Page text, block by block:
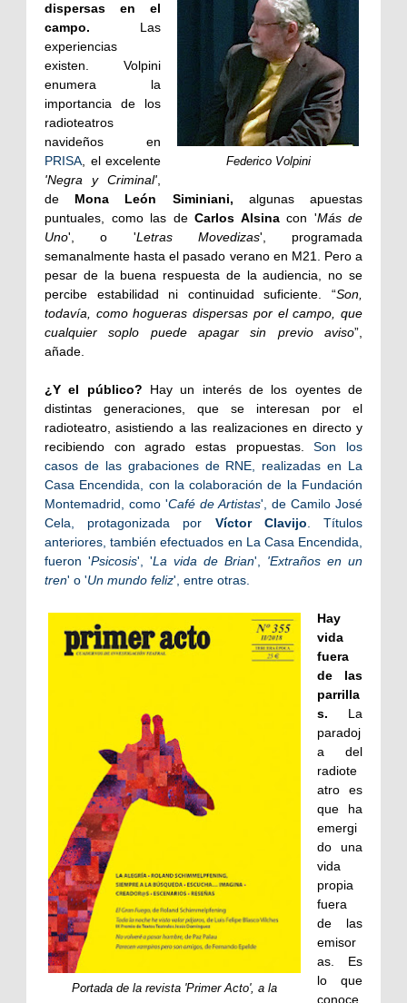
Federico Volpini
dispersas en el
campo. Las
experiencias
existen. Volpini
enumera la
importancia de los
radioteatros
navideños en
PRISA, el excelente
'Negra y Criminal',
de Mona León Siminiani, algunas apuestas
puntuales, como las de Carlos Alsinacon 'Más de
Uno', o 'Letras Movedizas', programada
semanalmente hasta el pasado verano en M21. Pero a
pesar de la buena respuesta de la audiencia, no se
percibe estabilidad ni continuidad suficiente. “Son,
todavía, como hogueras dispersas por el campo, que
cualquier soplo puede apagar sin previo aviso”,
añade.
¿Y el público? Hay un interés de los oyentes de
distintas generaciones, que se interesan por el
radioteatro, asistiendo a las realizaciones en directo y
recibiendo con agrado estas propuestas.Son los
casos de las grabaciones de RNE, realizadas en La
Casa Encendida, con la colaboración de la Fundación
Montemadrid, como 'Café de Artistas', de Camilo José
Cela, protagonizada por Víctor Clavijo. Títulos
anteriores, también efectuados en La Casa Encendida,
fueron 'Psicosis', 'La vida de Brian', 'Extraños en un
tren' o 'Un mundo feliz', entre otras.
Portada de la revista 'Primer Acto', a la
Hay
vida
fuera
de las
parrilla
s. La
paradoj
a del
radiote
atro es
que ha
emergi
do una
vida
propia
fuera
de las
emisor
as. Es
lo que
conoce